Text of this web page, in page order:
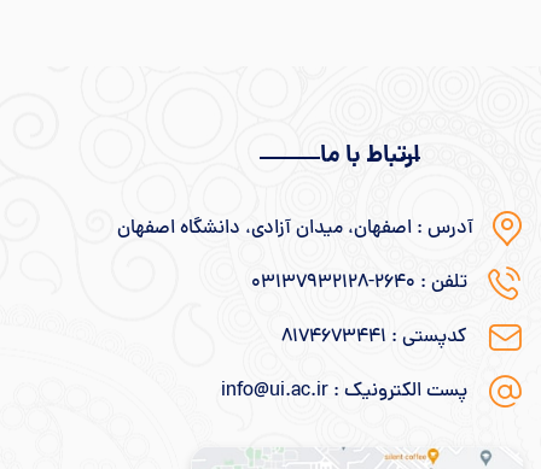
ارتباط با ما
آدرس : اصفهان، میدان آزادی، دانشگاه اصفهان
تلفن : ۲۶۴۰-۰۳۱۳۷۹۳۲۱۲۸
کدپستی : ۸۱۷۴۶۷۳۴۴۱
پست الکترونیک : info@ui.ac.ir